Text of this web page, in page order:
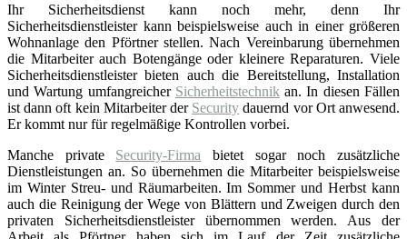
Ihr Sicherheitsdienst kann noch mehr, denn Ihr
Sicherheitsdienstleister kann beispielsweise auch in einer größeren
Wohnanlage den Pförtner stellen. Nach Vereinbarung übernehmen
die Mitarbeiter auch Botengänge oder kleinere Reparaturen. Viele
Sicherheitsdienstleister bieten auch die Bereitstellung, Installation
und Wartung umfangreicher Sicherheitstechnikan. In diesen Fällen
ist dann oft kein Mitarbeiter der Security dauernd vor Ort anwesend.
Er kommt nur für regelmäßige Kontrollen vorbei.
Manche private Security-Firma bietet sogar noch zusätzliche
Dienstleistungen an. So übernehmen die Mitarbeiter beispielsweise
im Winter Streu- und Räumarbeiten. Im Sommer und Herbst kann
auch die Reinigung der Wege von Blättern und Zweigen durch den
privaten Sicherheitsdienstleister übernommen werden. Aus der